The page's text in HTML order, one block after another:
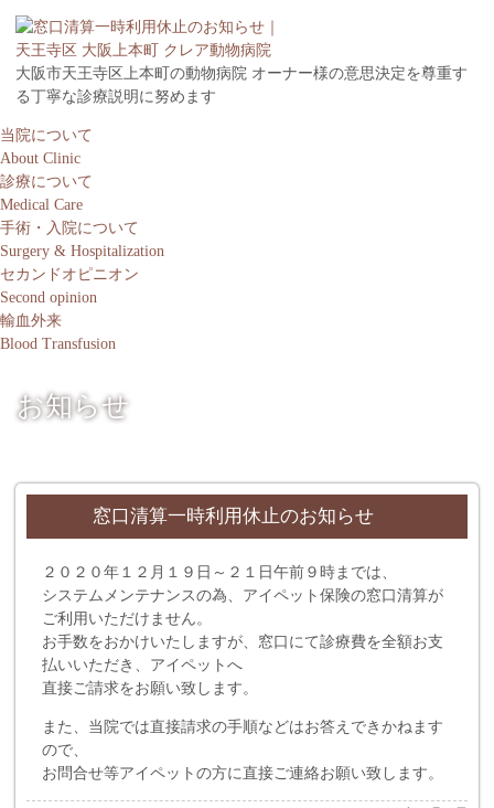
大阪市天王寺区上本町の動物病院 オーナー様の意思決定を尊重す
る丁寧な診療説明に努めます
当院について
About Clinic
診療について
Medical Care
手術・入院について
Surgery & Hospitalization
セカンドオピニオン
Second opinion
輸血外来
Blood Transfusion
お知らせ
窓口清算一時利用休止のお知らせ
２０２０年１２月１９日～２１日午前９時までは、
システムメンテナンスの為、アイペット保険の窓口清算が
ご利用いただけません。
お手数をおかけいたしますが、窓口にて診療費を全額お支
払いいただき、アイペットへ
直接ご請求をお願い致します。
また、当院では直接請求の手順などはお答えできかねます
ので、
お問合せ等アイペットの方に直接ご連絡お願い致します。